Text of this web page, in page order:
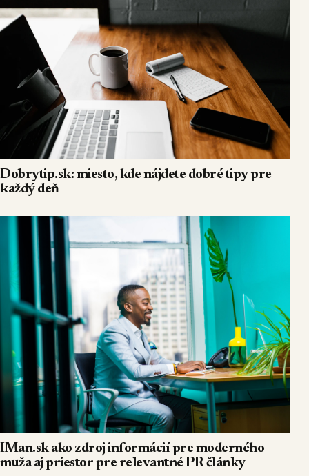
Dobrytip.sk: miesto, kde nájdete dobré tipy pre
každý deň
IMan.sk ako zdroj informácií pre moderného
muža aj priestor pre relevantné PR články